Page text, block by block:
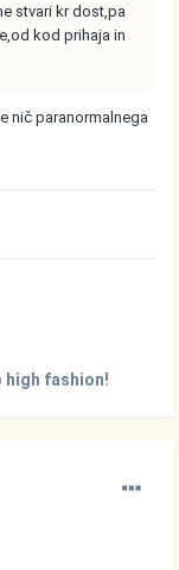
stvari kr dost,pa
kod prihaja in
nič paranormalnega
high fashion!